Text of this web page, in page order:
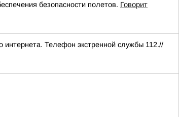
безопасности полетов. Говорит
Телефон экстренной службы 112.//